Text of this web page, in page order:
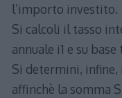
l’importo investito.
Si calcoli il tasso
annuale i1 e su
Si determini, infine,
affinchè la somma